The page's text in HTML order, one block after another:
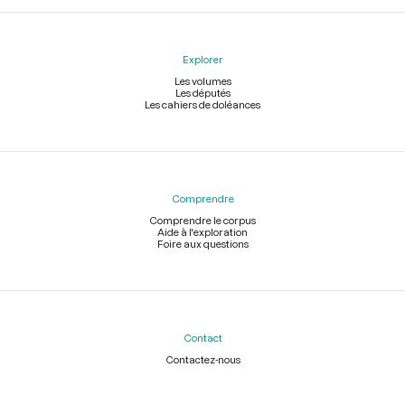
Explorer
Les volumes
Les députés
Les cahiers de doléances
Comprendre
Comprendre le corpus
Aide à l'exploration
Foire aux questions
Contact
Contactez-nous